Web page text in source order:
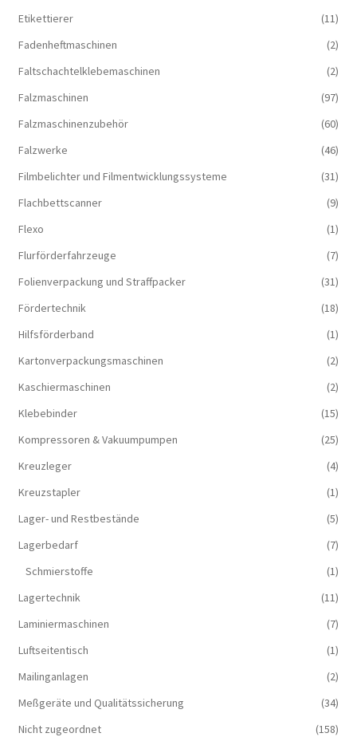
Etikettierer
(11)
Fadenheftmaschinen
(2)
Faltschachtelklebemaschinen
(2)
Falzmaschinen
(97)
Falzmaschinenzubehör
(60)
Falzwerke
(46)
Filmbelichter und Filmentwicklungssysteme
(31)
Flachbettscanner
(9)
Flexo
(1)
Flurförderfahrzeuge
(7)
Folienverpackung und Straffpacker
(31)
Fördertechnik
(18)
Hilfsförderband
(1)
Kartonverpackungsmaschinen
(2)
Kaschiermaschinen
(2)
Klebebinder
(15)
Kompressoren & Vakuum­pumpen
(25)
Kreuzleger
(4)
Kreuzstapler
(1)
Lager- und Restbestände
(5)
Lagerbedarf
(7)
Schmierstoffe
(1)
Lagertechnik
(11)
Laminiermaschinen
(7)
Luftseitentisch
(1)
Mailinganlagen
(2)
Meßgeräte und Qualitätssicherung
(34)
Nicht zugeordnet
(158)